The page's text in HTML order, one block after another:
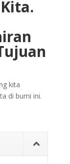
kita
di bumi ini.